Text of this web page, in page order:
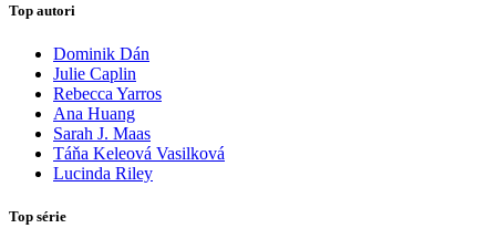
Top autori
Dominik Dán
Julie Caplin
Rebecca Yarros
Ana Huang
Sarah J. Maas
Táňa Keleová Vasilková
Lucinda Riley
Top série